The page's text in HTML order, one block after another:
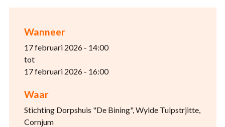
Wanneer
17 februari 2026 - 14:00
tot
17 februari 2026 - 16:00
Waar
Stichting Dorpshuis "De Bining", Wylde Tulpstrjitte,
Cornjum